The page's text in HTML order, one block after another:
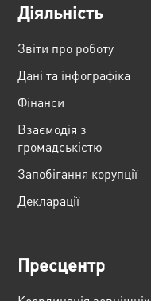
Діяльність
Звіти про роботу
Дані та інфографіка
Фінанси
Взаємодія з
громадськістю
Запобігання корупції
Декларації
Пресцентр